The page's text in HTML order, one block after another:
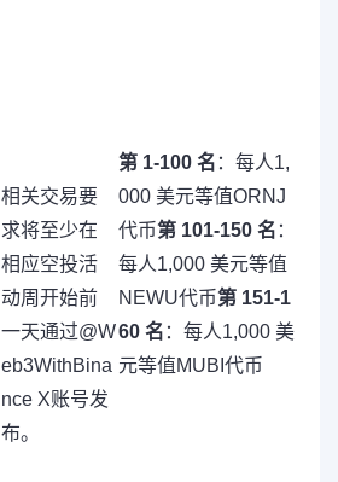
相关交易要
求将至少在
相应空投活
动周开始前
一天通过@W
eb3WithBina
nce X账号发
布。
第 1-100 名 ：每人1,
000 美元等值ORNJ
代币第 101-150 名 ：
每人1,000 美元等值
NEWU代币第 151-1
60 名 ：每人1,000 美
元等值MUBI代币